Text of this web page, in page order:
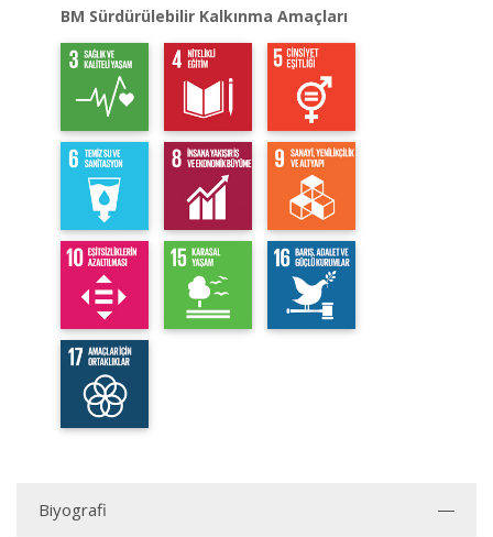
BM Sürdürülebilir Kalkınma Amaçları
Biyografi